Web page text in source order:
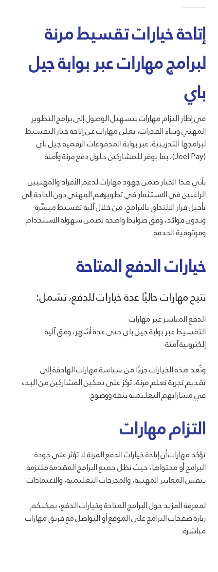
إتاحة خيارات تقسيط مرنة
لبرامج مهارات عبر بوابة جيل
باي
في إطار التزام مهارات بتسهيل الوصول إلى برامج التطوير
المهني وبناء القدرات، تعلن مهارات عن إتاحة خيار التقسيط
لبرامجها التدريبية، عبر بوابة المدفوعات الرقمية جيل باي
(Jeel Pay)، بما يوفر للمشاركين حلول دفع مرنة وآمنة.
يأتي هذا الخيار ضمن جهود مهارات لدعم الأفراد والمهنيين
الراغبين في الاستثمار في تطويرهم المهني دون الحاجة إلى
تأجيل قرار الالتحاق بالبرامج، من خلال آلية تقسيط ميسّرة
وبدون فوائد، وفق ضوابط واضحة تضمن سهولة الاستخدام
وموثوقية الخدمة.
خيارات الدفع المتاحة
تتيح مهارات حاليًا عدة خيارات للدفع، تشمل:
الدفع المباشر عبر مهارات
التقسيط عبر بوابة جيل باي حتى عدة أشهر، وفق آلية
إلكترونية آمنة
وتُعد هذه الخيارات جزءًا من سياسة مهارات الهادفة إلى
تقديم تجربة تعلم مرنة، تركز على تمكين المشاركين من البدء
في مساراتهم التعليمية بثقة ووضوح.
التزام مهارات
تؤكد مهارات أن إتاحة خيارات الدفع المرنة لا تؤثر على جودة
البرامج أو محتواها، حيث تظل جميع البرامج المقدمة ملتزمة
بنفس المعايير المهنية، والمخرجات التعليمية، والاعتمادات.
لمعرفة المزيد حول البرامج المتاحة وخيارات الدفع، يمكنكم
زيارة صفحات البرامج على الموقع أو التواصل مع فريق مهارات
مباشرة.